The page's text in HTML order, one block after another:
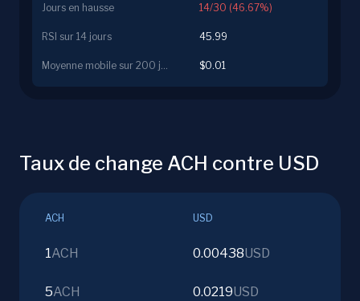
Jours en hausse 14/30 (46.67%)
RSI sur 14 jours 45.99
Moyenne mobile sur 200 jours $0.01
Taux de change ACH contre USD
ACH USD
1ACH 0.00438USD
5ACH 0.0219USD